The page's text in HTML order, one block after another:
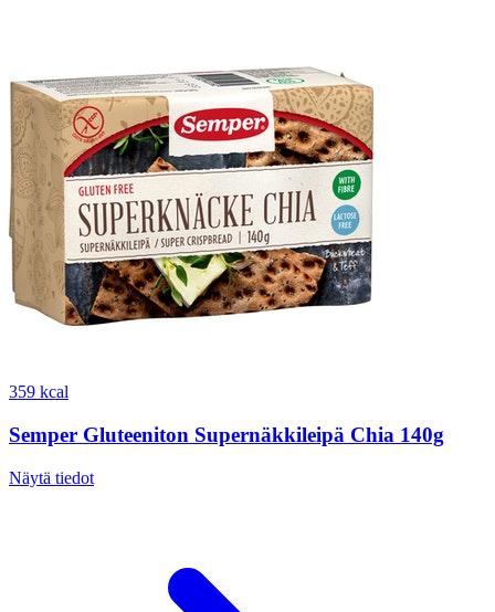
359 kcal
Semper Gluteeniton Supernäkkileipä Chia 140g
Näytä tiedot